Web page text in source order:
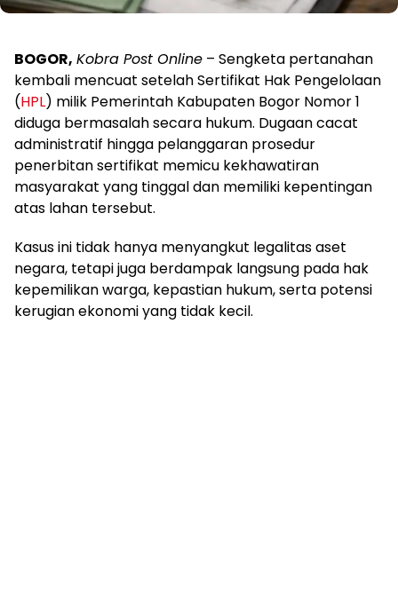
BOGOR, Kobra Post Online – Sengketa pertanahan
kembali mencuat setelah Sertifikat Hak Pengelolaan
(HPL) milik Pemerintah Kabupaten Bogor Nomor 1
diduga bermasalah secara hukum. Dugaan cacat
administratif hingga pelanggaran prosedur
penerbitan sertifikat memicu kekhawatiran
masyarakat yang tinggal dan memiliki kepentingan
atas lahan tersebut.
Kasus ini tidak hanya menyangkut legalitas aset
negara, tetapi juga berdampak langsung pada hak
kepemilikan warga, kepastian hukum, serta potensi
kerugian ekonomi yang tidak kecil.